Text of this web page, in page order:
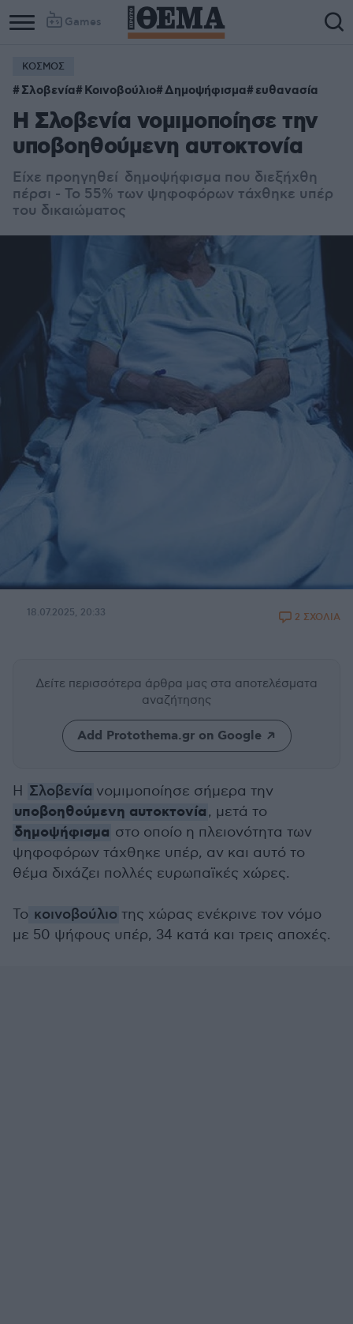
Games
ΚΟΣΜΟΣ
Σλοβενία Κοινοβούλιο Δημοψήφισμα ευθανασία
H Σλοβενία νομιμοποίησε την
υποβοηθούμενη αυτοκτονία
Είχε προηγηθεί δημοψήφισμα που διεξήχθη
πέρσι - Το 55% των ψηφοφόρων τάχθηκε υπέρ
του δικαιώματος
18.07.2025, 20:33 2 ΣΧΟΛΙΑ
Δείτε περισσότερα άρθρα μας στα αποτελέσματα
αναζήτησης
Add Protothema.gr on Google
Η Σλοβενία νομιμοποίησε σήμερα την
υποβοηθούμενη αυτοκτονία, μετά το
δημοψήφισμα στο οποίο η πλειονότητα των
ψηφοφόρων τάχθηκε υπέρ, αν και αυτό το
θέμα διχάζει πολλές ευρωπαϊκές χώρες.
Το κοινοβούλιο της χώρας ενέκρινε τον νόμο
με 50 ψήφους υπέρ, 34 κατά και τρεις αποχές.